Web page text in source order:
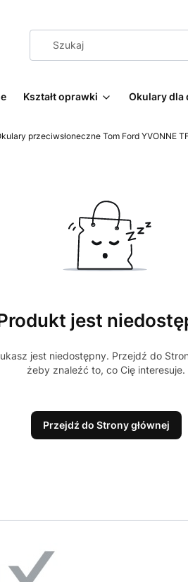
Kształt oprawki Okulary dla
przeciwsłoneczne Tom Ford YVONNE
jest
jest niedostępny. Przejdź do
żeby znaleźć to, co Cię interesuje.
Przejdź do Strony głównej